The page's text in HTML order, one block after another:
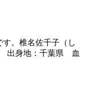
。椎名佐千子（し
出身地：千葉県 血